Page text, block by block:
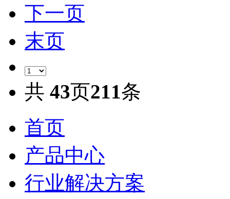
下一页
末页
共 43页211条
首页
产品中心
行业解决方案